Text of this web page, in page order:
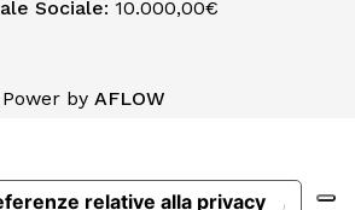
Sociale: 10.000,00€
Power byAFLOW
relative alla privacy